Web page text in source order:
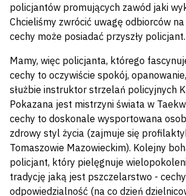
policjantów promujących zawód jaki
Chcieliśmy zwrócić uwagę odbiorców
cechy może posiadać przyszły policjant.
Mamy, więc policjanta, którego
cechy to oczywiście spokój,
służbie instruktor strzelań policyjnych
Pokazana jest mistrzyni świata w
cechy to doskonale wysportowana
zdrowy styl życia (zajmuje się
Tomaszowie Mazowieckim). Kolejny
policjant, który pielęgnuje
tradycję jaką jest pszczelarstwo -
odpowiedzialność (na co dzień